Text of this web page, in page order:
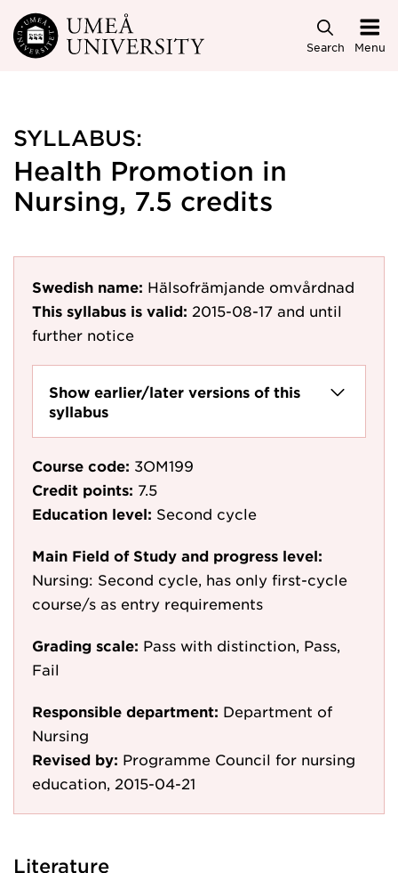
Skip to main content
Search Menu
SYLLABUS:
Health Promotion in
Nursing, 7.5 credits
Swedish name: Hälsofrämjande omvårdnad
This syllabus is valid: 2015-08-17 and until
further notice
Show earlier/later versions of this
syllabus
Course code: 3OM199
Credit points: 7.5
Education level: Second cycle
Main Field of Study and progress level:
Nursing: Second cycle, has only first-cycle
course/s as entry requirements
Grading scale: Pass with distinction, Pass,
Fail
Responsible department: Department of
Nursing
Revised by: Programme Council for nursing
education, 2015-04-21
Literature